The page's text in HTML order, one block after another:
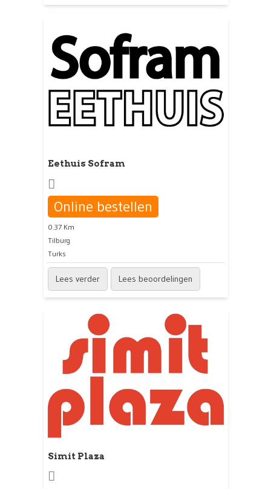
Eethuis Sofram
Online bestellen
0.37 Km
Tilburg
Turks
Lees verder Lees beoordelingen
Simit Plaza